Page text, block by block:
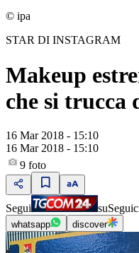
© ipa
STAR DI INSTAGRAM
Makeup
che si trucca
16 Mar 2018 - 15:10
16 Mar 2018 - 15:10
9 foto
Segui su
whatsapp discover